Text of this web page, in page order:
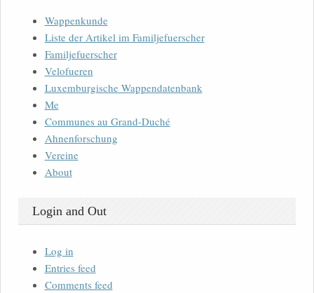
Wappenkunde
Liste der Artikel im Familjefuerscher
Familjefuerscher
Velofueren
Luxemburgische Wappendatenbank
Me
Communes au Grand-Duché
Ahnenforschung
Vereine
About
Login and Out
Log in
Entries feed
Comments feed